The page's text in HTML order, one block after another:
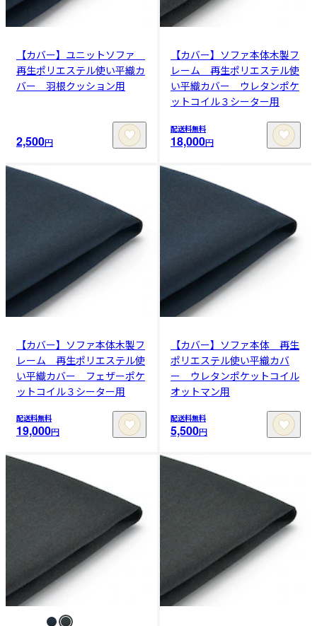
【カバー】ユニットソファ
再生ポリエステル使い平織カ
バー 羽根クッション用
2,500円
【カバー】ソファ本体木製フ
レーム 再生ポリエステル使
い平織カバー ウレタンポケ
ットコイル３シーター用
配送料無料
18,000円
【カバー】ソファ本体木製フ
レーム 再生ポリエステル使
い平織カバー フェザーポケ
ットコイル３シーター用
配送料無料
19,000円
【カバー】ソファ本体 再生
ポリエステル使い平織カバ
ー ウレタンポケットコイル
オットマン用
配送料無料
5,500円